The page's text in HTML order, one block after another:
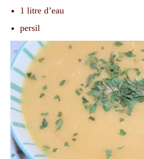
1 litre d’eau
persil